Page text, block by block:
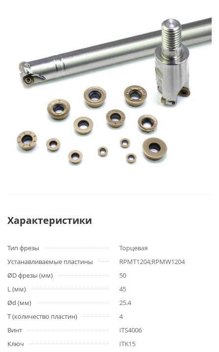
Характеристики
Тип фрезы
Торцевая
Устанавливаемые пластины
RPMT1204;RPMW1204
ØD фрезы (мм)
50
L (мм)
45
Ød (мм)
25.4
T (количество пластин)
4
Винт
ITS4006
Ключ
ITK15